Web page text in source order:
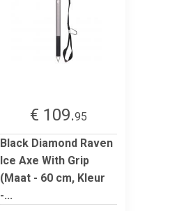
€ 109.95
Black Diamond Raven
Ice Axe With Grip
(Maat - 60 cm, Kleur
-...